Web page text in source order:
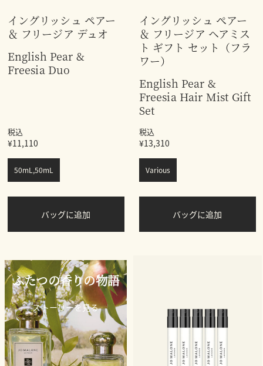
イングリッシュ ペアー
＆ フリージア デュオ
English Pear &
Freesia Duo
税込
¥11,110
50mL,50mL
バッグに追加
イングリッシュ ぺアー
＆ フリージア ヘアミス
ト ギフト セット（フラ
ワー）
English Pear &
Freesia Hair Mist Gift
Set
税込
¥13,310
Various
バッグに追加
ふたつの香りの物語
ストーリーを見る